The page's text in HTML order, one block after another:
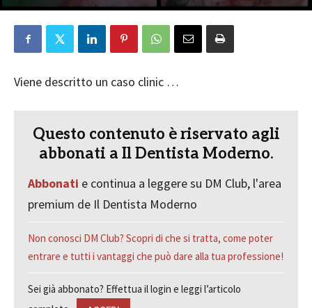
Viene descritto un caso clinic …
Questo contenuto è riservato agli
abbonati a Il Dentista Moderno.
Abbonati e continua a leggere su DM Club, l'area
premium de Il Dentista Moderno
Non conosci DM Club? Scopri di che si tratta, come poter
entrare e tutti i vantaggi che può dare alla tua professione!
Sei già abbonato? Effettua il login e leggi l’articolo